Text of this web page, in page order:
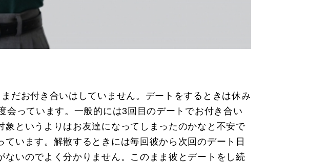
だお付き合いはしていません。デートをするときは休み
っています。一般的には3回目のデートでお付き合い
というよりはお友達になってしまったのかなと不安で
います。解散するときには毎回彼から次回のデート日
いのでよく分かりません。このまま彼とデートをし続